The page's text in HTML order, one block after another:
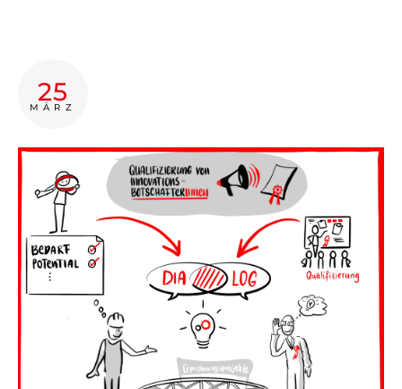
Weiterbildung
News
Kontakt
25
MÄRZ